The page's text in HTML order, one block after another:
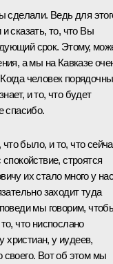
сделали. Ведь для
сказать, то, что Вы
срок. Этому,
а мы на Кавказе
человек
и то, что будет
спасибо.
было, и то, что
строятся
их стало много у
заходит туда
мы говорим,
что ниспослано
христиан, у иудеев,
Вот об этом мы